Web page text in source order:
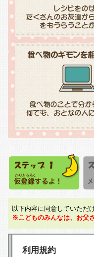
以下内容に同意していただ
※こどものみんなは、お父
利用規約